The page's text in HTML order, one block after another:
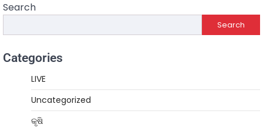
Search
Search
Categories
LIVE
Uncategorized
କୃଷି